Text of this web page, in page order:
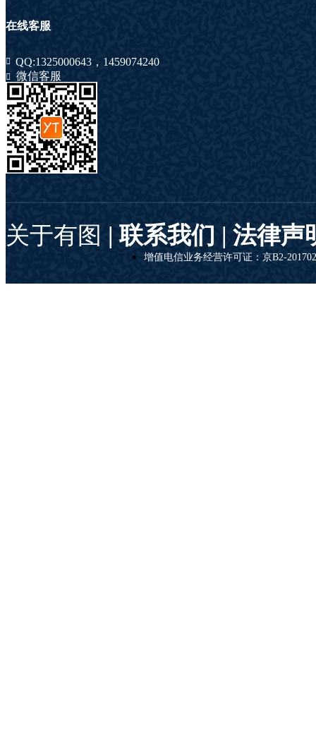
在线客服
QQ:1325000643 ， 1459074240
微信客服
关于有图 | 联系我们 | 法律声
增值电信业务经营许可证：京B2-